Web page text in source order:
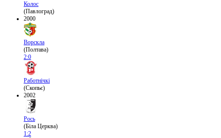
Колос
(Павлоград)
2000
Ворскла
(Полтава)
2:0
Работнічкі
(Скопьє)
2002
Рось
(Біла Церква)
1:2